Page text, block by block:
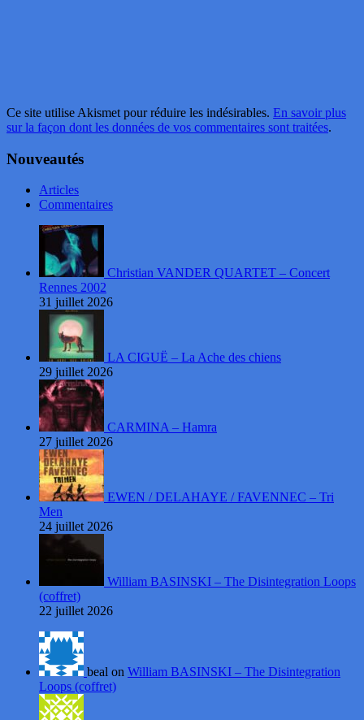
Ce site utilise Akismet pour réduire les indésirables. En savoir plus
sur la façon dont les données de vos commentaires sont traitées.
Nouveautés
Articles
Commentaires
Christian VANDER QUARTET – Concert
Rennes 2002
31 juillet 2026
LA CIGUË – La Ache des chiens
29 juillet 2026
CARMINA – Hamra
27 juillet 2026
EWEN / DELAHAYE / FAVENNEC – Tri
Men
24 juillet 2026
William BASINSKI – The Disintegration Loops
(coffret)
22 juillet 2026
beal on William BASINSKI – The Disintegration
Loops (coffret)